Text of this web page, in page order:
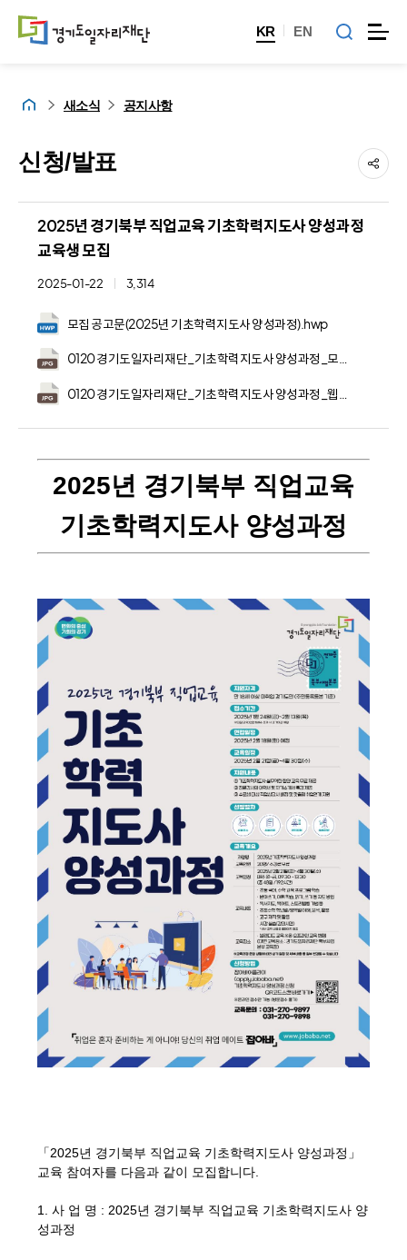
KR EN
홈 새소식 공지사항
신청/발표
2025년 경기북부 직업교육 기초학력지도사 양성과정
교육생 모집
2025-01-22 3,314
모집 공고문(2025년 기초학력지도사 양성과정).hwp
2025년 경기북부 직업교육
기초학력지도사 양성과정
「2025년 경기북부 직업교육 기초학력지도사 양성과정」
교육 참여자를 다음과 같이 모집합니다.
1. 사 업 명 : 2025년 경기북부 직업교육 기초학력지도사 양
성과정